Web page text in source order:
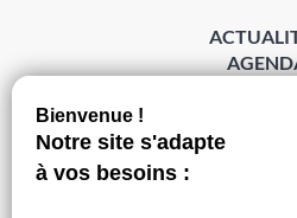
MENTIONS
PROTECTION
POLITIQUE DE